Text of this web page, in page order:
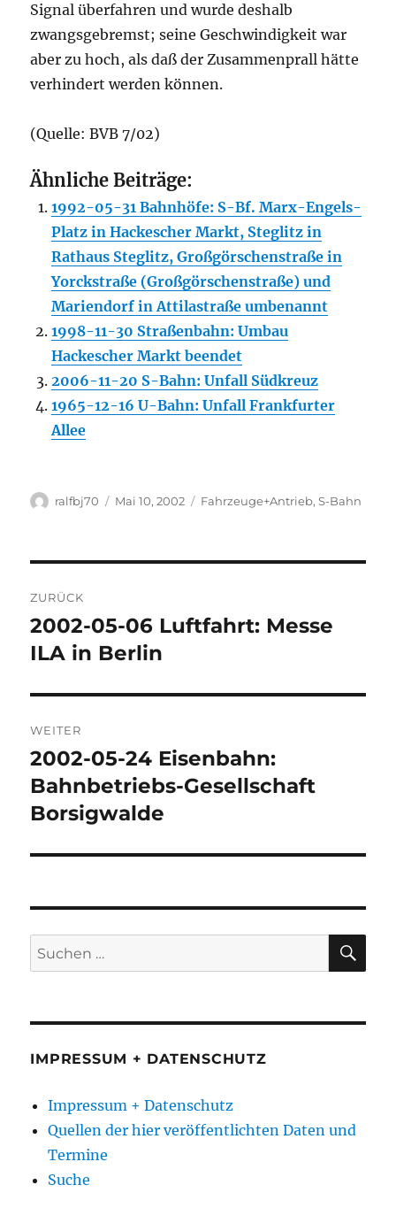
Signal überfahren und wurde deshalb
zwangsgebremst; seine Geschwindigkeit war
aber zu hoch, als daß der Zusammenprall hätte
verhindert werden können.
(Quelle: BVB 7/02)
Ähnliche Beiträge:
1992-05-31 Bahnhöfe: S-Bf. Marx-Engels-
Platz in Hackescher Markt, Steglitz in
Rathaus Steglitz, Großgörschenstraße in
Yorckstraße (Großgörschenstraße) und
Mariendorf in Attilastraße umbenannt
1998-11-30 Straßenbahn: Umbau
Hackescher Markt beendet
2006-11-20 S-Bahn: Unfall Südkreuz
1965-12-16 U-Bahn: Unfall Frankfurter
Allee
Autor
ralfbj70
Veröffentlicht
Mai 10, 2002 Kategorien
Fahrzeuge+Antrieb,S-Bahn
ZURÜCK
Vorheriger
Beitrag:
2002-05-06 Luftfahrt: Messe
ILA in Berlin
WEITER
Nächster
Beitrag:
2002-05-24 Eisenbahn:
Bahnbetriebs-Gesellschaft
Borsigwalde
Suchen
nach:
IMPRESSUM + DATENSCHUTZ
Impressum + Datenschutz
Quellen der hier veröffentlichten Daten und
Termine
Suche